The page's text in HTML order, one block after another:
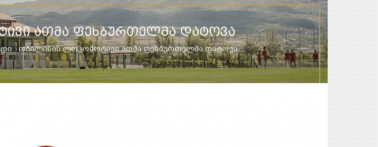
ᲐᲗᲛᲐ ᲤᲔᲮᲑᲣᲠᲗᲔᲚᲛᲐ ᲓᲐᲢᲝᲕᲐ
თბილისის ლოკომოტივი ათმა ფეხბურთელმა დატოვა